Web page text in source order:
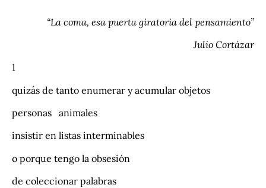
“La coma, esa puerta giratoria del pensamiento”
Julio Cortázar
1
quizás de tanto enumerar y acumular objetos
personas animales
insistir en listas interminables
o porque tengo la obsesión
de coleccionar palabras